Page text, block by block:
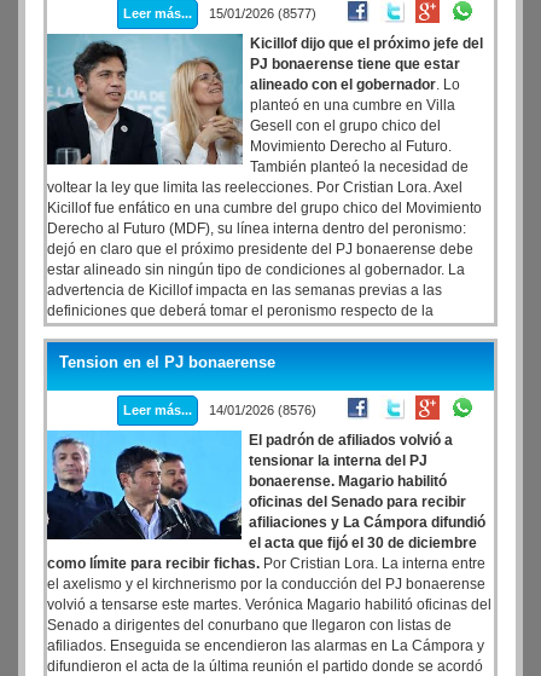
Leer más... 15/01/2026 (8577)
Kicillof dijo que el próximo jefe del
PJ bonaerense tiene que estar
alineado con el gobernador. Lo
planteó en una cumbre en Villa
Gesell con el grupo chico del
Movimiento Derecho al Futuro.
También planteó la necesidad de
voltear la ley que limita las reelecciones. Por Cristian Lora. Axel
Kicillof fue enfático en una cumbre del grupo chico del Movimiento
Derecho al Futuro (MDF), su línea interna dentro del peronismo:
dejó en claro que el próximo presidente del PJ bonaerense debe
estar alineado sin ningún tipo de condiciones al gobernador. La
advertencia de Kicillof impacta en las semanas previas a las
definiciones que deberá tomar el peronismo respecto de la
conducción del partido.Además, sonó como una especie de veto
hacia Máximo Kirchner, quizás el más crítico hacia el mandatario
provincial desde las entrañas del PJ bonaerense
volver a atravesar una historia como la que vivimos en los últimos
años", dijo Kicillof respecto de las tensiones que sucedieron entre el
presidente del partido y el gobernador. El mandatario también
arengó a los suyos a construir una alternativa nacional y federal de
cara a 2027.
Tension en el PJ bonaerense
Leer más... 14/01/2026 (8576)
El padrón de afiliados volvió a
tensionar la interna del PJ
bonaerense. Magario habilitó
oficinas del Senado para recibir
afiliaciones y La Cámpora difundió
el acta que fijó el 30 de diciembre
como límite para recibir fichas. Por Cristian Lora. La interna entre
el axelismo y el kirchnerismo por la conducción del PJ bonaerense
volvió a tensarse este martes. Verónica Magario habilitó oficinas del
Senado a dirigentes del conurbano que llegaron con listas de
afiliados. Enseguida se encendieron las alarmas en La Cámpora y
difundieron el acta de la última reunión el partido donde se acordó